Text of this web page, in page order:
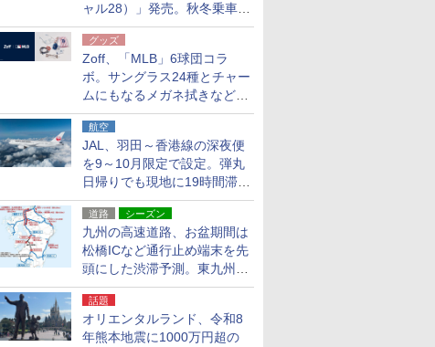
ャル28）」発売。秋冬乗車
分、えきねっと限定
グッズ
Zoff、「MLB」6球団コラ
ボ。サングラス24種とチャー
ムにもなるメガネ拭きなど雑
貨24種
航空
JAL、羽田～香港線の深夜便
を9～10月限定で設定。弾丸
日帰りでも現地に19時間滞在
できる
道路 シーズン
九州の高速道路、お盆期間は
松橋ICなど通行止め端末を先
頭にした渋滞予測。東九州道
への迂回は料金調整を実施
話題
オリエンタルランド、令和8
年熊本地震に1000万円超の